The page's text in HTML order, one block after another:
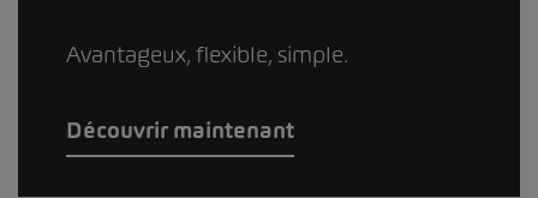
Avantageux, flexible, simple.
Découvrir maintenant